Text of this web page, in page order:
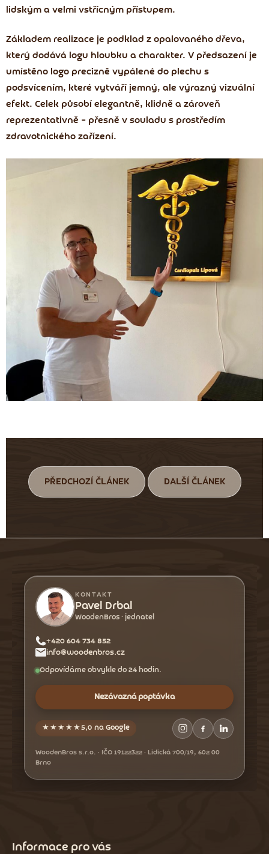
lidským a velmi vstřícným přístupem.
Základem realizace je podklad z opalovaného dřeva,
který dodává logu hloubku a charakter. V předsazení je
umístěno logo precizně vypálené do plechu s
podsvícením, které vytváří jemný, ale výrazný vizuální
efekt. Celek působí elegantně, klidně a zároveň
reprezentativně – přesně v souladu s prostředím
zdravotnického zařízení.
PŘEDCHOZÍ ČLÁNEK DALŠÍ ČLÁNEK
Informace pro vás
KONTAKT
Pavel Drbal
WoodenBros · jednatel
+420 604 734 852
info@woodenbros.cz
Odpovídáme obvykle do 24 hodin.
Nezávazná poptávka
★★★★★5,0 na Google
WoodenBros s.r.o. · IČO 19122322 · Lidická 700/19, 602 00
Brno